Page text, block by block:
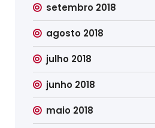
setembro 2018
agosto 2018
julho 2018
junho 2018
maio 2018